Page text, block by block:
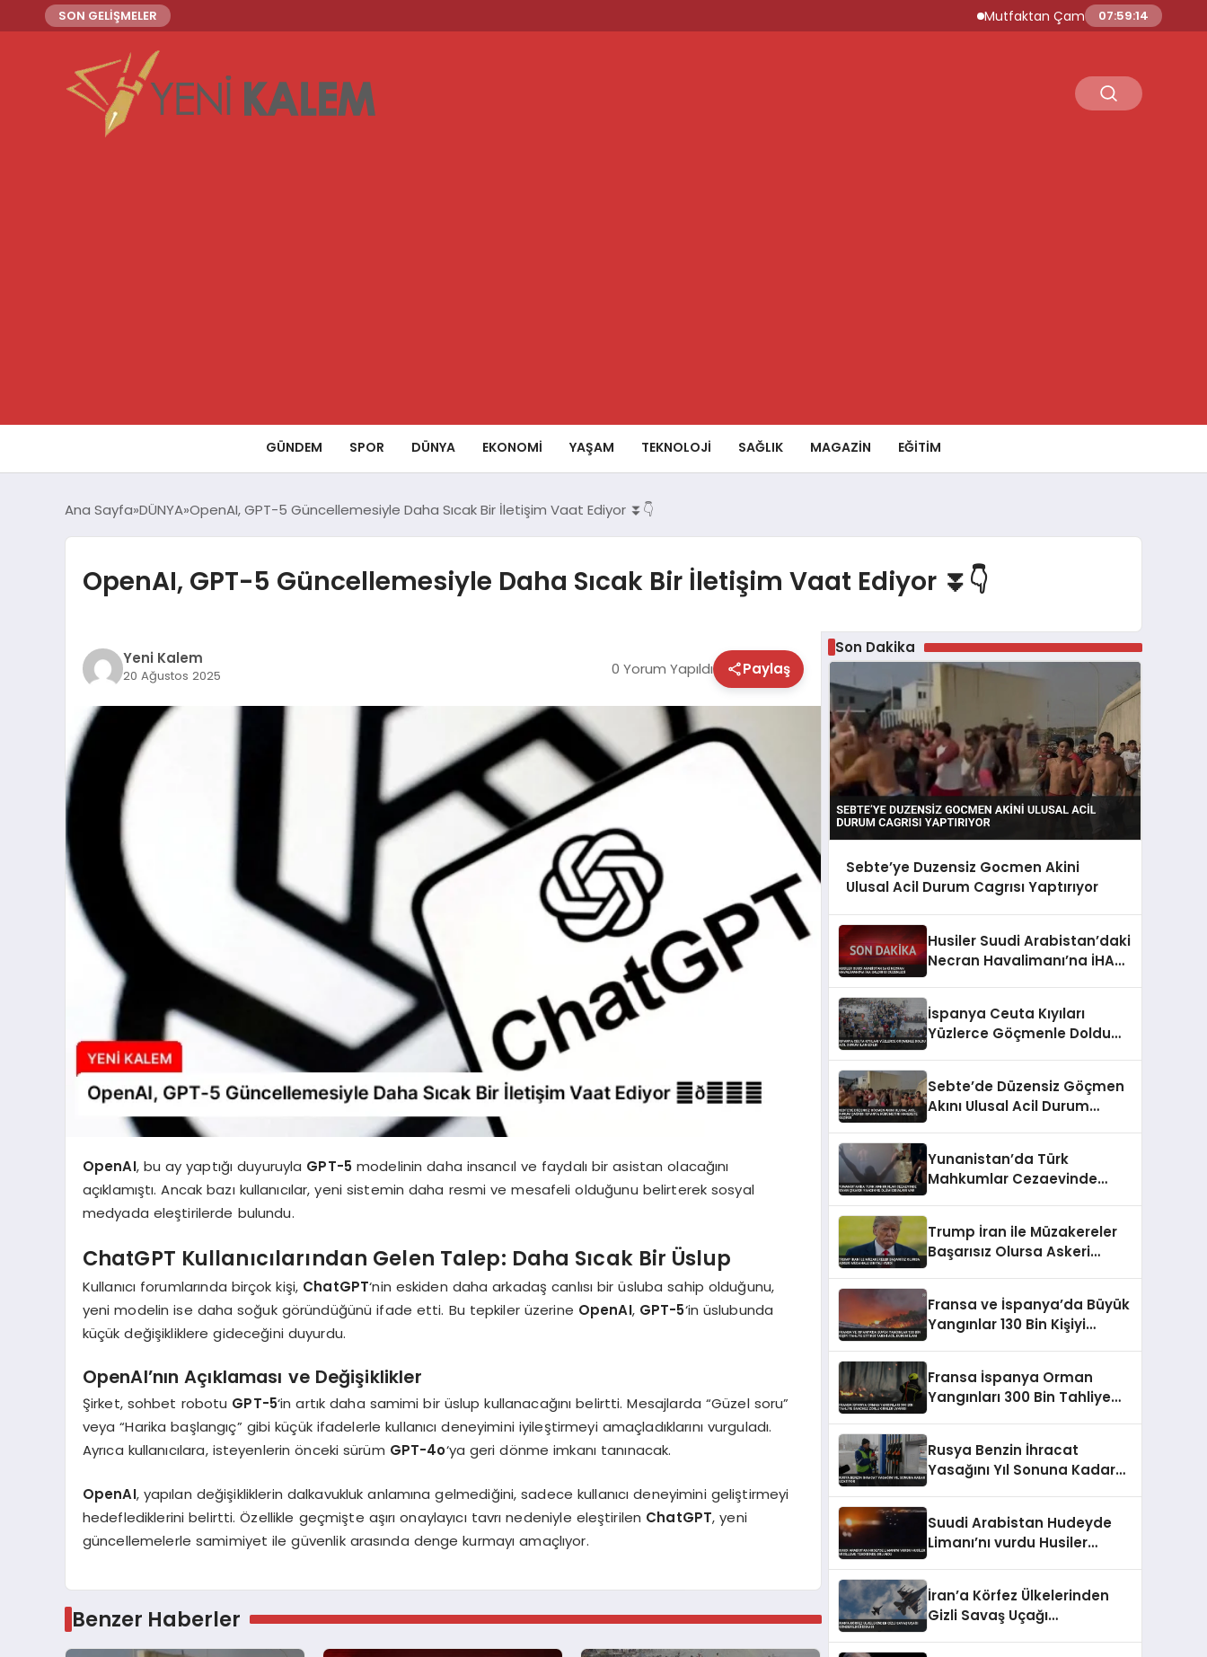
SON GELİŞMELER Mutfaktan Çamaşır Odasına İtalyan
07:59:15
GÜNDEM SPOR DÜNYA EKONOMİ YAŞAM TEKNOLOJİ SAĞLIK MAGAZİN EĞİTİM
Ana Sayfa DÜNYA OpenAI, GPT-5 Güncellemesiyle Daha Sıcak Bir İletişim Vaat Ediyor ⏬👇
OpenAI, GPT-5 Güncellemesiyle Daha Sıcak Bir İletişim Vaat Ediyor ⏬👇
Yeni Kalem
20 Ağustos 2025 0 Yorum Yapıldı Paylaş
OpenAI, bu ay yaptığı duyuruyla GPT-5 modelinin daha insancıl ve faydalı bir asistan olacağını
açıklamıştı. Ancak bazı kullanıcılar, yeni sistemin daha resmi ve mesafeli olduğunu belirterek sosyal
medyada eleştirilerde bulundu.
ChatGPT Kullanıcılarından Gelen Talep: Daha Sıcak Bir Üslup
Kullanıcı forumlarında birçok kişi, ChatGPT‘nin eskiden daha arkadaş canlısı bir üsluba sahip olduğunu,
yeni modelin ise daha soğuk göründüğünü ifade etti. Bu tepkiler üzerine OpenAI, GPT-5‘in üslubunda
küçük değişikliklere gideceğini duyurdu.
OpenAI’nın Açıklaması ve Değişiklikler
Şirket, sohbet robotu GPT-5‘in artık daha samimi bir üslup kullanacağını belirtti. Mesajlarda “Güzel soru”
veya “Harika başlangıç” gibi küçük ifadelerle kullanıcı deneyimini iyileştirmeyi amaçladıklarını vurguladı.
Ayrıca kullanıcılara, isteyenlerin önceki sürüm GPT-4o‘ya geri dönme imkanı tanınacak.
OpenAI, yapılan değişikliklerin dalkavukluk anlamına gelmediğini, sadece kullanıcı deneyimini geliştirmeyi
hedeflediklerini belirtti. Özellikle geçmişte aşırı onaylayıcı tavrı nedeniyle eleştirilen ChatGPT, yeni
güncellemelerle samimiyet ile güvenlik arasında denge kurmayı amaçlıyor.
Benzer Haberler
Son Dakika
Sebte’ye Duzensiz Gocmen Akini
Ulusal Acil Durum Cagrısı Yaptırıyor
Husiler Suudi Arabistan’daki
Necran Havalimanı’na İHA
İspanya Ceuta Kıyıları
Yüzlerce Göçmenle Doldu
Sebte’de Düzensiz Göçmen
Akını Ulusal Acil Durum
Yunanistan’da Türk
Mahkumlar Cezaevinde
Trump İran ile Müzakereler
Başarısız Olursa Askeri
Fransa ve İspanya’da Büyük
Yangınlar 130 Bin Kişiyi
Fransa İspanya Orman
Yangınları 300 Bin Tahliye
Rusya Benzin İhracat
Yasağını Yıl Sonuna Kadar
Suudi Arabistan Hudeyde
Limanı’nı vurdu Husiler
İran’a Körfez Ülkelerinden
Gizli Savaş Uçağı